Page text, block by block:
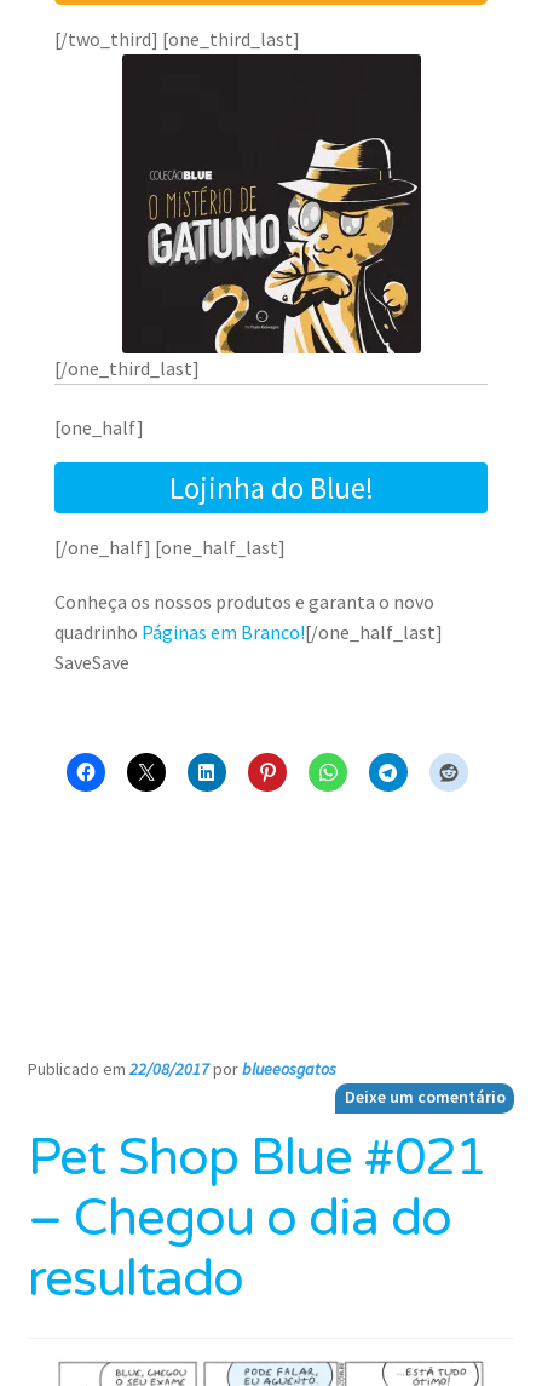
[/two_third] [one_third_last]
[/one_third_last]
[one_half]
Lojinha do Blue!
[/one_half] [one_half_last]
Conheça os nossos produtos e garanta o novo
quadrinho Páginas em Branco![/one_half_last]
SaveSave
Publicado em 22/08/2017porblueeosgatos
Deixe um comentário
Pet Shop Blue #021
– Chegou o dia do
resultado